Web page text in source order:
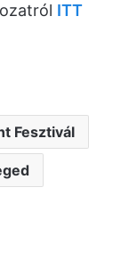
ITT
Fesztivál